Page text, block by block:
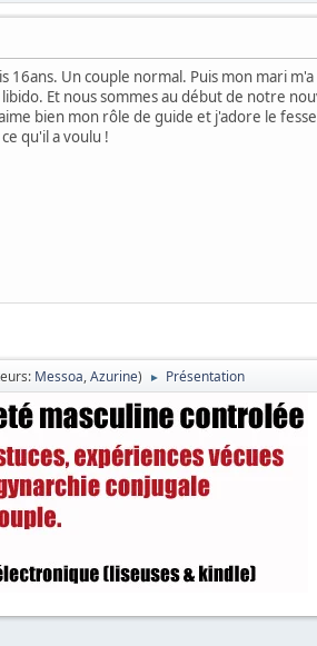
16ans. Un couple normal. Puis mon mari
Et nous sommes au début de notre
bien mon rôle de guide et j'adore le
qu'il a voulu !
Messoa,Azurine) ► Présentation